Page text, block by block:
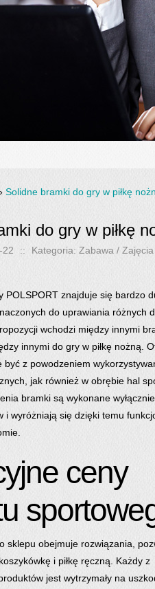
Solidne bramki do gry w piłkę
do gry w piłkę
22 ::
Kategoria: Zabawa /
POLSPORT znajduje się bardzo
do uprawiania różnych
wchodzi między innymi
innymi do gry w piłkę nożną.
być z powodzeniem
jak również w obrębie hal
bramki są wykonane
i wyróżniają się dzięki temu
ceny
sklepu obejmuje rozwiązania,
i piłkę ręczną. Każdy z
jest wytrzymały na